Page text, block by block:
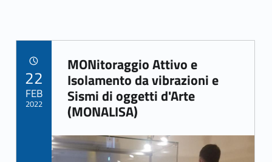
Link identifier archive #link-archive-33230
MONitoraggio Attivo e
Isolamento da vibrazioni e
Sismi di oggetti d'Arte
(MONALISA)
Link identifier archive #link-archive-thumb-soap-87180
22
FEB
2022